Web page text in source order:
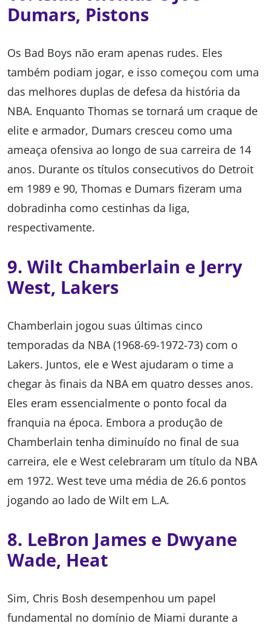
Dumars, Pistons
Os Bad Boys não eram apenas rudes. Eles
também podiam jogar, e isso começou com uma
das melhores duplas de defesa da história da
NBA. Enquanto Thomas se tornará um craque de
elite e armador, Dumars cresceu como uma
ameaça ofensiva ao longo de sua carreira de 14
anos. Durante os títulos consecutivos do Detroit
em 1989 e 90, Thomas e Dumars fizeram uma
dobradinha como cestinhas da liga,
respectivamente.
9. Wilt Chamberlain e Jerry
West, Lakers
Chamberlain jogou suas últimas cinco
temporadas da NBA (1968-69-1972-73) com o
Lakers. Juntos, ele e West ajudaram o time a
chegar às finais da NBA em quatro desses anos.
Eles eram essencialmente o ponto focal da
franquia na época. Embora a produção de
Chamberlain tenha diminuído no final de sua
carreira, ele e West celebraram um título da NBA
em 1972. West teve uma média de 26.6 pontos
jogando ao lado de Wilt em L.A.
8. LeBron James e Dwyane
Wade, Heat
Sim, Chris Bosh desempenhou um papel
fundamental no domínio de Miami durante a